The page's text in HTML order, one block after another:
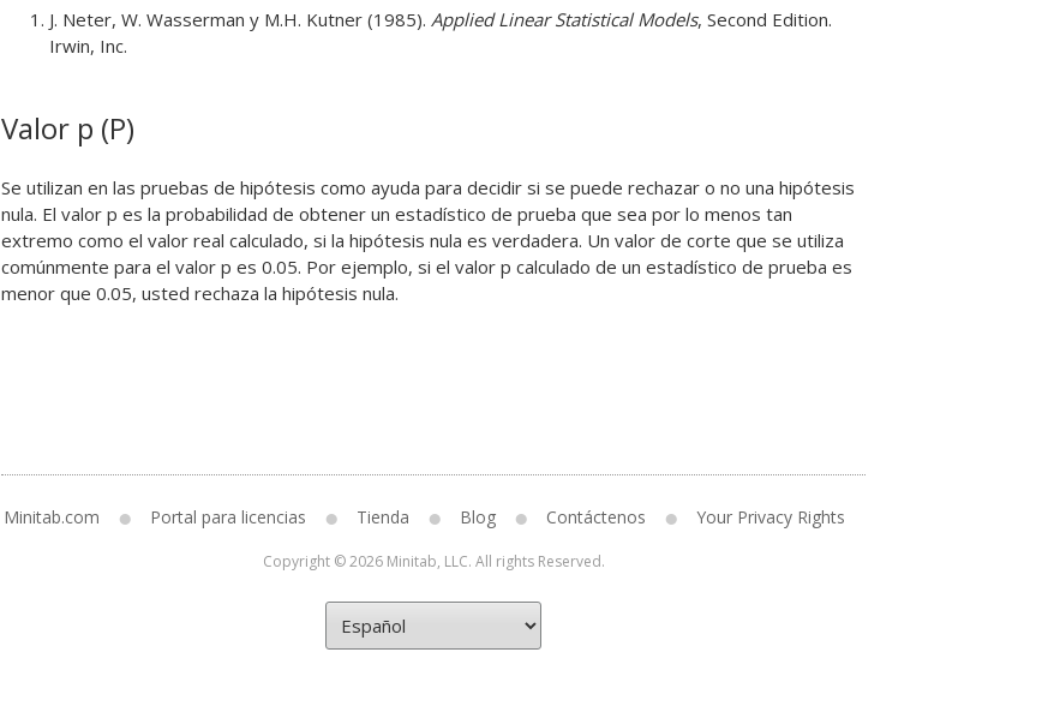
J. Neter, W. Wasserman y M.H. Kutner (1985). Applied Linear Statistical Models, Second Edition.
Irwin, Inc.
Valor p (P)
Se utilizan en las pruebas de hipótesis como ayuda para decidir si se puede rechazar o no una hipótesis
nula. El valor p es la probabilidad de obtener un estadístico de prueba que sea por lo menos tan
extremo como el valor real calculado, si la hipótesis nula es verdadera. Un valor de corte que se utiliza
comúnmente para el valor p es 0.05. Por ejemplo, si el valor p calculado de un estadístico de prueba es
menor que 0.05, usted rechaza la hipótesis nula.
Minitab.com Portal para licencias Tienda Blog Contáctenos Your Privacy Rights
Copyright © 2026 Minitab, LLC. All rights Reserved.